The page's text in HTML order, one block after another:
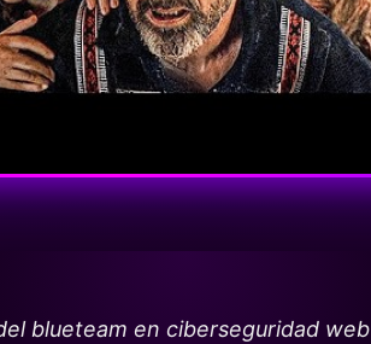
blueteam en ciberseguridad web